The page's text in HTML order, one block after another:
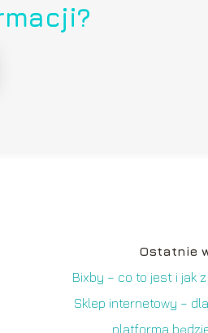
Ostatnie
Bixby – co to jest i jak
Sklep internetowy –
platforma